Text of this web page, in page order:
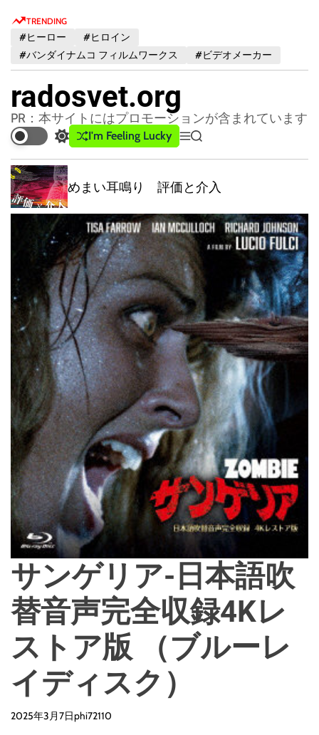
TRENDING
#ヒーロー
#ヒロイン
#バンダイナムコ フィルムワークス
#ビデオメーカー
radosvet.org
PR：本サイトにはプロモーションが含まれています
S
w
i
t
c
h
o
o
m
o
d
e
I'm Feeling Lucky
M
e
u
S
e
r
h
めまい耳鳴り 評価と介入
サンゲリア-日本語吹
替音声完全収録4Kレ
ストア版 （ブルーレ
イディスク）
2025年3月7日phi72110